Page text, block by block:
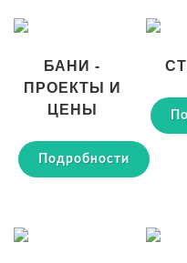
БАНИ -
ПРОЕКТЫ И
ЦЕНЫ
Подробности